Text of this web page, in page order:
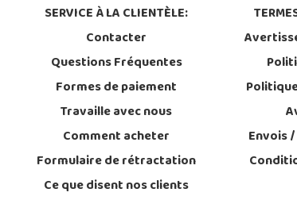
SERVICE À LA CLIENTÈLE:
Contacter
Questions Fréquentes
Formes de paiement
Travaille avec nous
Comment acheter
Formulaire de rétractation
Ce que disent nos clients
Envois